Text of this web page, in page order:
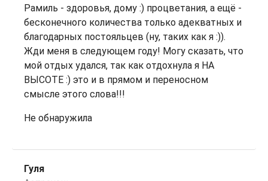
Рамиль - здоровья, дому :) процветания, а ещё -
бесконечного количества только адекватных и
благодарных постояльцев (ну, таких как я :)).
Жди меня в следующем году! Могу сказать, что
мой отдых удался, так как отдохнула я НА
ВЫСОТЕ :) это и в прямом и переносном
смысле этого слова!!!
Не обнаружила
Гуля